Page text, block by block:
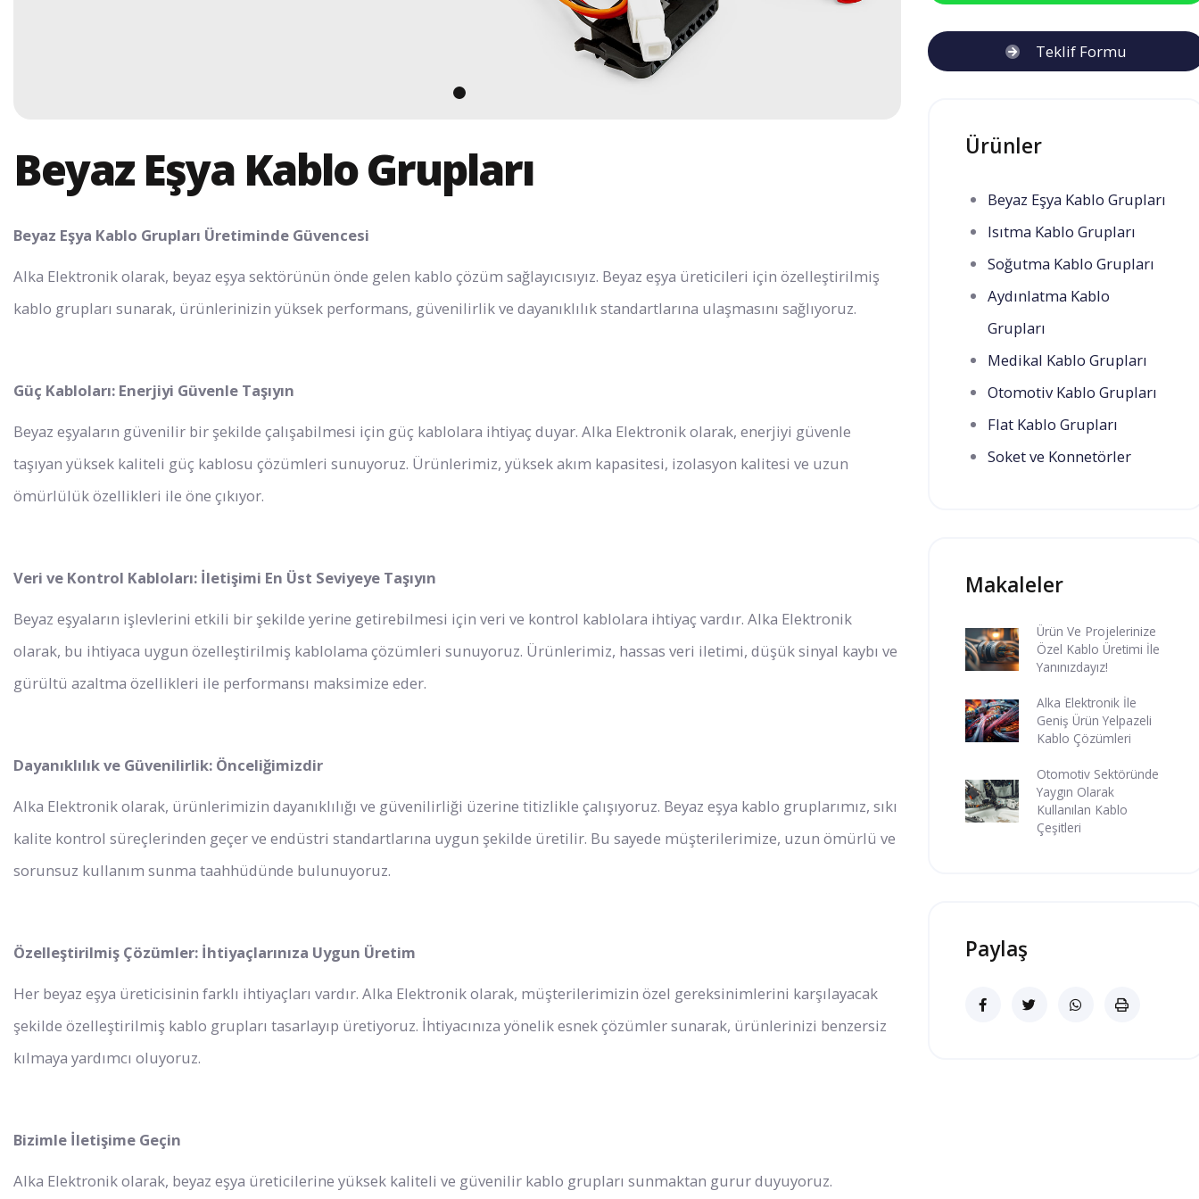
Beyaz Eşya Kablo Grupları
Beyaz Eşya Kablo Grupları Üretiminde Güvencesi
Alka Elektronik olarak, beyaz eşya sektörünün önde gelen kablo çözüm sağlayıcısıyız. Beyaz eşya üreticileri için özelleştirilmiş
kablo grupları sunarak, ürünlerinizin yüksek performans, güvenilirlik ve dayanıklılık standartlarına ulaşmasını sağlıyoruz.
Güç Kabloları: Enerjiyi Güvenle Taşıyın
Beyaz eşyaların güvenilir bir şekilde çalışabilmesi için güç kablolara ihtiyaç duyar. Alka Elektronik olarak, enerjiyi güvenle
taşıyan yüksek kaliteli güç kablosu çözümleri sunuyoruz. Ürünlerimiz, yüksek akım kapasitesi, izolasyon kalitesi ve uzun
ömürlülük özellikleri ile öne çıkıyor.
Veri ve Kontrol Kabloları: İletişimi En Üst Seviyeye Taşıyın
Beyaz eşyaların işlevlerini etkili bir şekilde yerine getirebilmesi için veri ve kontrol kablolara ihtiyaç vardır. Alka Elektronik
olarak, bu ihtiyaca uygun özelleştirilmiş kablolama çözümleri sunuyoruz. Ürünlerimiz, hassas veri iletimi, düşük sinyal kaybı ve
gürültü azaltma özellikleri ile performansı maksimize eder.
Dayanıklılık ve Güvenilirlik: Önceliğimizdir
Alka Elektronik olarak, ürünlerimizin dayanıklılığı ve güvenilirliği üzerine titizlikle çalışıyoruz. Beyaz eşya kablo gruplarımız, sıkı
kalite kontrol süreçlerinden geçer ve endüstri standartlarına uygun şekilde üretilir. Bu sayede müşterilerimize, uzun ömürlü ve
sorunsuz kullanım sunma taahhüdünde bulunuyoruz.
Özelleştirilmiş Çözümler: İhtiyaçlarınıza Uygun Üretim
Her beyaz eşya üreticisinin farklı ihtiyaçları vardır. Alka Elektronik olarak, müşterilerimizin özel gereksinimlerini karşılayacak
şekilde özelleştirilmiş kablo grupları tasarlayıp üretiyoruz. İhtiyacınıza yönelik esnek çözümler sunarak, ürünlerinizi benzersiz
kılmaya yardımcı oluyoruz.
Bizimle İletişime Geçin
Alka Elektronik olarak, beyaz eşya üreticilerine yüksek kaliteli ve güvenilir kablo grupları sunmaktan gurur duyuyoruz.
Teklif Formu
Ürünler
Beyaz Eşya Kablo Grupları
Isıtma Kablo Grupları
Soğutma Kablo Grupları
Aydınlatma Kablo
Grupları
Medikal Kablo Grupları
Otomotiv Kablo Grupları
Flat Kablo Grupları
Soket ve Konnetörler
Makaleler
Ürün Ve Projelerinize
Özel Kablo Üretimi İle
Yanınızdayız!
Alka Elektronik İle
Geniş Ürün Yelpazeli
Kablo Çözümleri
Otomotiv Sektöründe
Yaygın Olarak
Kullanılan Kablo
Çeşitleri
Paylaş